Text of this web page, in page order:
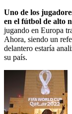
Uno de los
en el fútbol de alto
jugando en Europa
Ahora, siendo un
delantero estaría
su país.